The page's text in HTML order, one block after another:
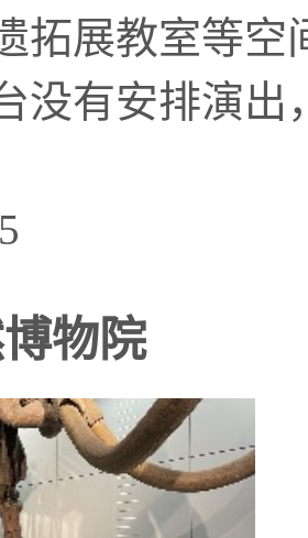
拓展教室等
没有安排演出
物院